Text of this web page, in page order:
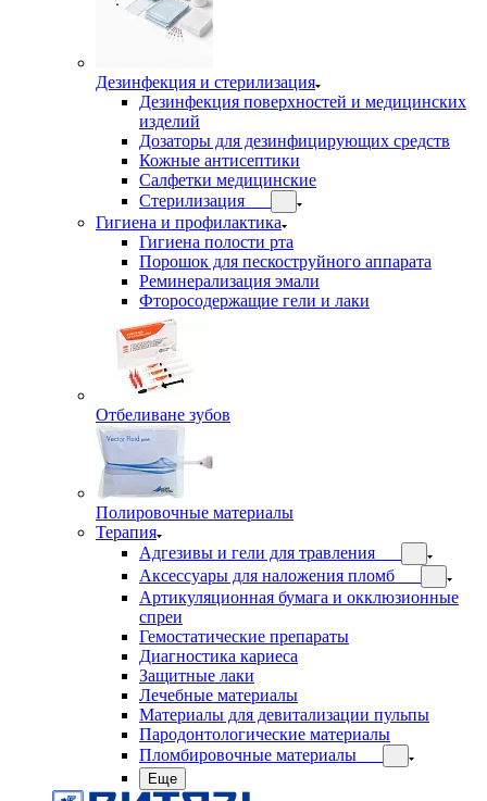
Дезинфекция и стерилизация
Дезинфекция поверхностей и медицинских
изделий
Дозаторы для дезинфицирующих средств
Кожные антисептики
Салфетки медицинские
Стерилизация
Гигиена и профилактика
Гигиена полости рта
Порошок для пескоструйного аппарата
Реминерализация эмали
Фторосодержащие гели и лаки
Отбеливане зубов
Полировочные материалы
Терапия
Адгезивы и гели для травления
Аксессуары для наложения пломб
Артикуляционная бумага и окклюзионные
спреи
Гемостатические препараты
Диагностика кариеса
Защитные лаки
Лечебные материалы
Материалы для девитализации пульпы
Пародонтологические материалы
Пломбировочные материалы
Еще